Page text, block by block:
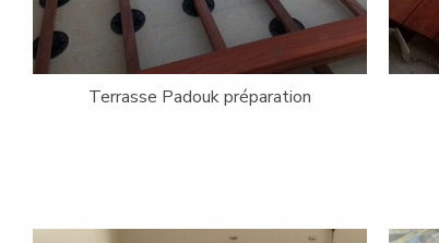
Terrasse Douglas